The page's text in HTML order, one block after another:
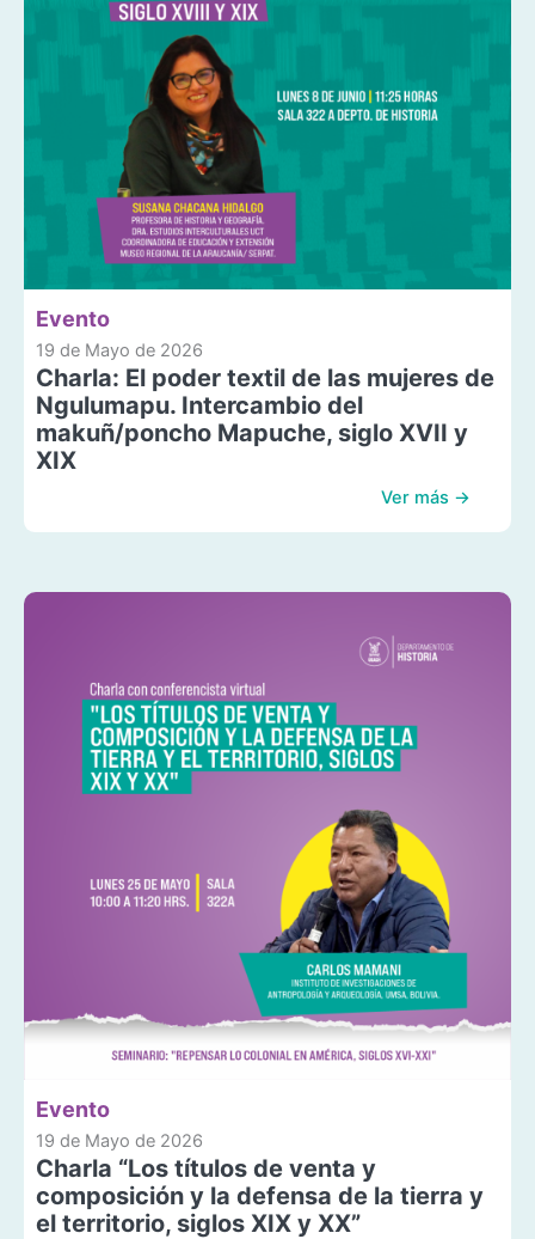
Evento
19 de Mayo de 2026
Charla: El poder textil de las mujeres de
Ngulumapu. Intercambio del
makuñ/poncho Mapuche, siglo XVII y
XIX
Ver más →
Evento
19 de Mayo de 2026
Charla “Los títulos de venta y
composición y la defensa de la tierra y
el territorio, siglos XIX y XX”